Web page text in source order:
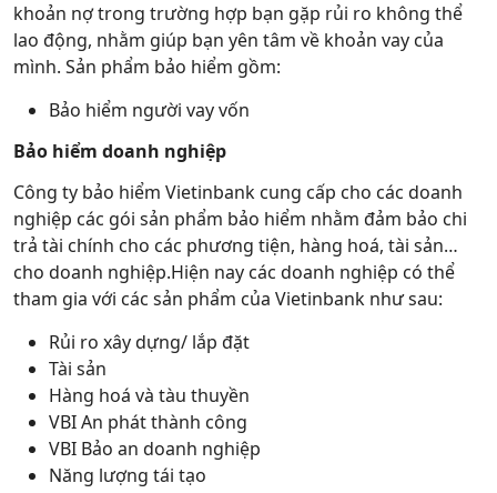
khoản nợ trong trường hợp bạn gặp rủi ro không thể
lao động, nhằm giúp bạn yên tâm về khoản vay của
mình. Sản phẩm bảo hiểm gồm:
Bảo hiểm người vay vốn
Bảo hiểm doanh nghiệp
Công ty bảo hiểm Vietinbank cung cấp cho các doanh
nghiệp các gói sản phẩm bảo hiểm nhằm đảm bảo chi
trả tài chính cho các phương tiện, hàng hoá, tài sản…
cho doanh nghiệp.Hiện nay các doanh nghiệp có thể
tham gia với các sản phẩm của Vietinbank như sau:
Rủi ro xây dựng/ lắp đặt
Tài sản
Hàng hoá và tàu thuyền
VBI An phát thành công
VBI Bảo an doanh nghiệp
Năng lượng tái tạo